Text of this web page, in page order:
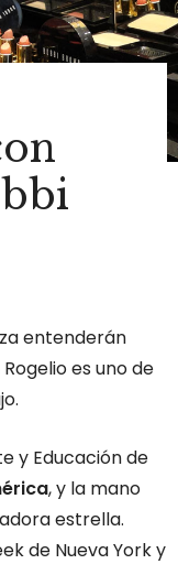
entenderán
es uno de
y Educación de
, y la mano
estrella.
de Nueva York y